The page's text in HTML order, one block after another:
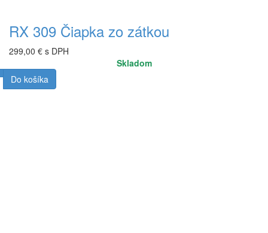
RX 309 Čiapka zo zátkou
299,00 € s DPH
Skladom
Do košíka